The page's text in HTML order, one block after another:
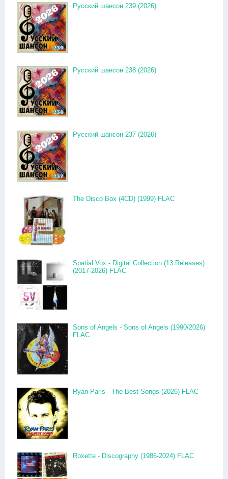
Русский шансон 239 (2026)
Русский шансон 238 (2026)
Русский шансон 237 (2026)
The Disco Box (4CD) (1999) FLAC
Spatial Vox - Digital Collection (13 Releases)
(2017-2026) FLAC
Sons of Angels - Sons of Angels (1990/2026)
FLAC
Ryan Paris - The Best Songs (2026) FLAC
Roxette - Discography (1986-2024) FLAC